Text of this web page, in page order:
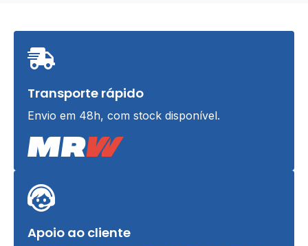
Transporte rápido
Envio em 48h, com stock disponível.
Apoio ao cliente